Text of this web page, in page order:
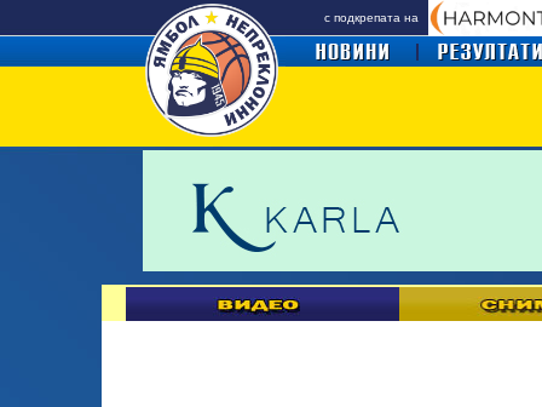
с подкрепата на